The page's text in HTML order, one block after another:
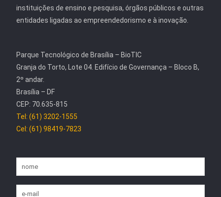
instituições de ensino e pesquisa, órgãos públicos e outras
entidades ligadas ao empreendedorismo e à inovação.
Parque Tecnológico de Brasília – BioTIC
Granja do Torto, Lote 04. Edifício de Governança – Bloco B,
2º andar.
Brasília – DF
CEP: 70.635-815
Tel: (61) 3202-1555
Cel: (61) 98419-7823